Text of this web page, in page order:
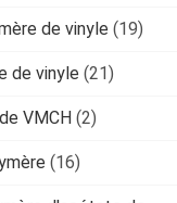
de vinyle (19)
de vinyle (21)
VMCH (2)
(16)